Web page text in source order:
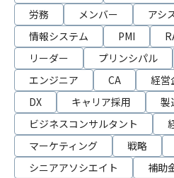
労務
メンバー
アシ
情報システム
PMI
リーダー
プリンシパル
エンジニア
CA 経営
DX
キャリア採用
製
ビジネスコンサルタント
マーケティング
戦略
シニアアソシエイト
補助